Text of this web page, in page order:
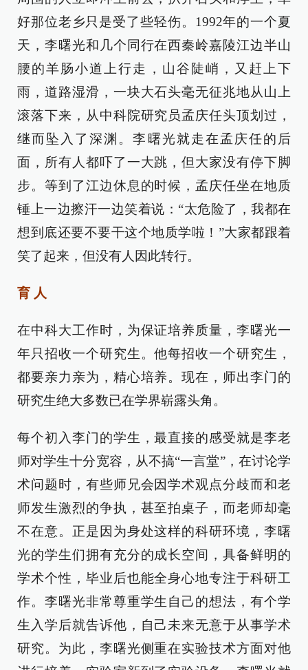
好那位老乡只是受了些轻伤。1992年的一个夏
天，李曙光和几个同行在西秦岭嘉陵江边半山
腰的羊肠小道上行走，山谷陡峭，又赶上下
雨，道路湿滑，一块大石头毫无征兆地从山上
滚落下来，从中科院研究员孟庆任头顶划过，
继而坠入了深渊。李曙光就走在孟庆任的后
面，所有人都吓了一大跳，但大家没有停下脚
步。等到了江边休息的时候，孟庆任坐在地质
锤上一边擦汗一边笑着说：“太危险了，我都在
想到底还要不要干这个地质学啦！”大家都跟着
笑了起来，但没有人因此转行。
育 人
在中科大工作时，为保证培养质量，李曙光一
年只招收一个研究生。他每招收一个研究生，
都要亲力亲为，精心培养。现在，师出李门的
研究生绝大多数已在学界崭露头角。
每个初入李门的学生，最直接的感受就是李老
师对学生十分宽容，从不搞“一言堂”，在讨论学
术问题时，有些师兄会因学术观点分歧而和老
师发生激烈的争执，甚至拍桌子，而老师却毫
不在意。正是因为身处这样的科研环境，李曙
光的学生们拥有充分的成长空间，具备鲜明的
学术个性，毕业后也能全身心地专注于科研工
作。李曙光非常尊重学生自己的想法，有个学
生入学后就告诉他，自己未来无意于从事学术
研究。为此，李曙光侧重在实验技术方面对他